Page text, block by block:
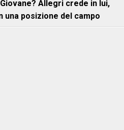
Allegri crede in lui,
posizione del campo